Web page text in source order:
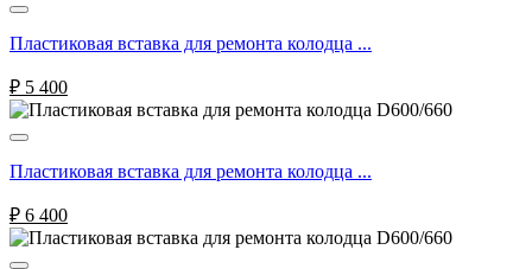
Пластиковая вставка для ремонта колодца ...
₽ 5 400
Пластиковая вставка для ремонта колодца ...
₽ 6 400